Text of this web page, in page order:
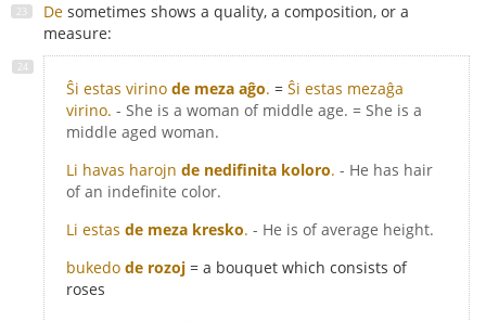
De sometimes shows a quality, a composition, or a
measure:
Ŝi estas virino de meza aĝo. = Ŝi estas mezaĝa
virino. - She is a woman of middle age. = She is a
middle aged woman.
Li havas harojn de nedifinita koloro. - He has hair
of an indefinite color.
Li estas de meza kresko. - He is of average height.
bukedo de rozoj = a bouquet which consists of
roses